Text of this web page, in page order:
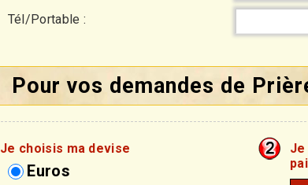
Tél/Portable :
Pour vos demandes de
Je choisis ma devise
Euros
Je